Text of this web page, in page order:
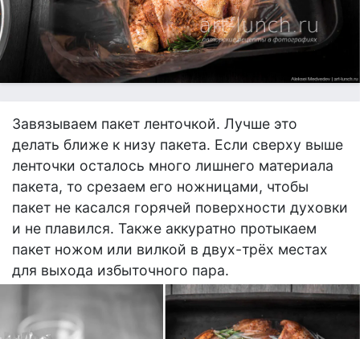
Завязываем пакет ленточкой. Лучше это
делать ближе к низу пакета. Если сверху выше
ленточки осталось много лишнего материала
пакета, то срезаем его ножницами, чтобы
пакет не касался горячей поверхности духовки
и не плавился. Также аккуратно протыкаем
пакет ножом или вилкой в двух-трёх местах
для выхода избыточного пара.